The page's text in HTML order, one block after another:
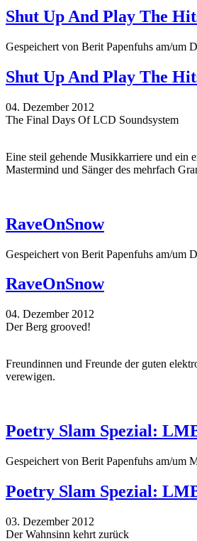
Shut Up And Play The
Gespeichert von Berit Papenfuhs am/um
Shut Up And Play The
04. Dezember 2012
The Final Days Of LCD Soundsystem
Eine steil gehende Musikkarriere und ein
Mastermind und Sänger des mehrfach
RaveOnSnow
Gespeichert von Berit Papenfuhs am/um
RaveOnSnow
04. Dezember 2012
Der Berg grooved!
Freundinnen und Freunde der guten
verewigen.
Poetry Slam Spezial:
Gespeichert von Berit Papenfuhs am/um
Poetry Slam Spezial:
03. Dezember 2012
Der Wahnsinn kehrt zurück